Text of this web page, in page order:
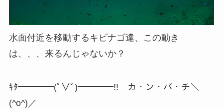
水面付近を移動するキビナゴ達、この動き
は、、、来るんじゃないか？
ｷﾀ━━━━(ﾟ∀ﾟ)━━━━!! カ・ン・パ・チ＼
(^o^)／